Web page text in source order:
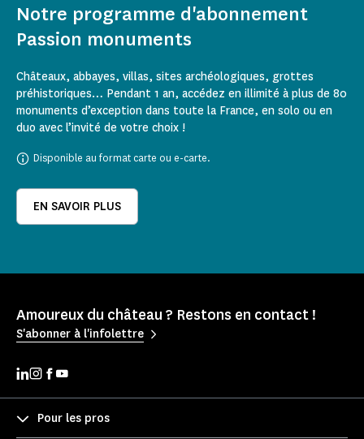
Notre programme d'abonnement
Passion monuments
Châteaux, abbayes, villas, sites archéologiques, grottes
préhistoriques… Pendant 1 an, accédez en illimité à plus de 80
monuments d’exception dans toute la France, en solo ou en
duo avec l’invité de votre choix !
Disponible au format carte ou e-carte.
EN SAVOIR PLUS
Amoureux du château ? Restons en contact !
S'abonner à l'infolettre
Pour les pros